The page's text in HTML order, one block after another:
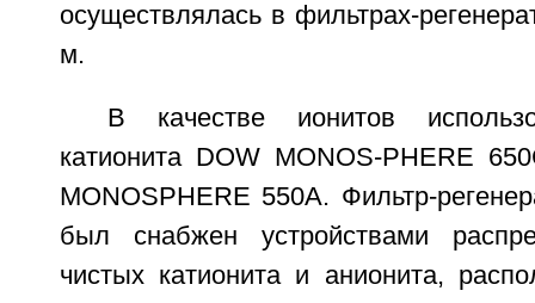
осуществлялась в фильтрах-
м.
В качестве ионитов
катионита DOW MONOS-PHERE
MONOSPHERE 550A. Фильтр-
был снабжен устройствами
чистых катионита и анионита,